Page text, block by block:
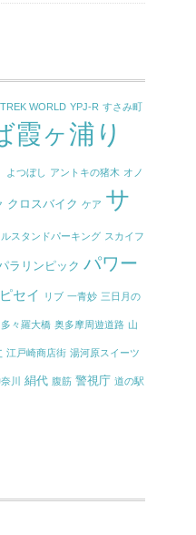
TREK WORLD YPJ-R すさみ町
霞ヶ浦り
よつぼし アントキの猪木 オノ
クロスバイク ケア サ
スタンドパーキング スカイフ
ラリンピック パワー
ピセイ リブ 一青妙 三日月の
多々羅大橋 奥多摩周遊道路 山
江戸崎商店街 湯河原スイーツ
川 絹代 腹筋 警視庁 道の駅